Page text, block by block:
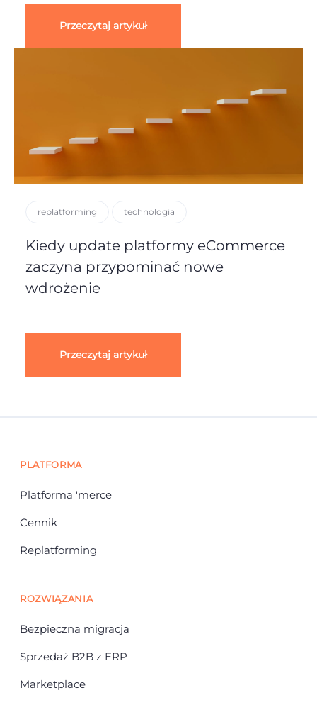
Przeczytaj artykuł
replatforming technologia
Kiedy update platformy eCommerce
zaczyna przypominać nowe
wdrożenie
Przeczytaj artykuł
PLATFORMA
Platforma 'merce
Cennik
Replatforming
ROZWIĄZANIA
Bezpieczna migracja
Sprzedaż B2B z ERP
Marketplace